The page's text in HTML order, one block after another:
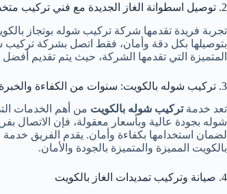
2. توصيل اسطوانة الغاز الجديدة مع فني تركيب متخصص بالمجال
تجربة فريدة تقدمها شركة تركيب شوله بوتجاز
بتوصيلها بكل دقة وأمان، فقط اتصل بشركة
المتميزة التي تقدمها الشركة، حيث يتم تقديم أفضل الخدمات
3. تركيب شوله بالكويت: سنوات من الكفاءة والخبرة
تعد خدمةتركيب شوله بالكويت من أهم الخدمات
شوله بجودة عالية وبأسعار معقولة، فإن الاتصال
بالكويت المميزة والمتميزة بالجودة والأمان.
4. صيانة وتركيب تمديدات الغاز بالكويت